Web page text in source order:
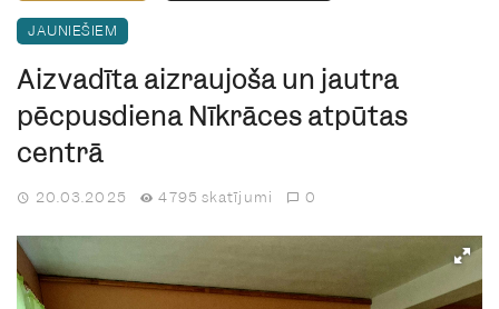
JAUNIEŠIEM
Aizvadīta aizraujoša un jautra
pēcpusdiena Nīkrāces atpūtas
centrā
20.03.2025 4795 skatījumi 0